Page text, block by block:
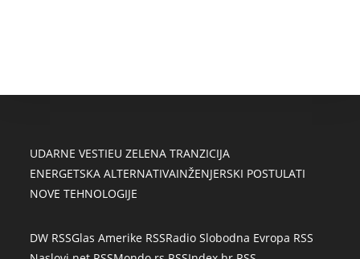
UDARNE VESTIEU ZELENA TRANZICIJA
ENERGETSKA ALTERNATIVAINŽENJERSKI POSTULATI
NOVE TEHNOLOGIJE
DW RSSGlas Amerike RSSRadio Slobodna Evropa RSS